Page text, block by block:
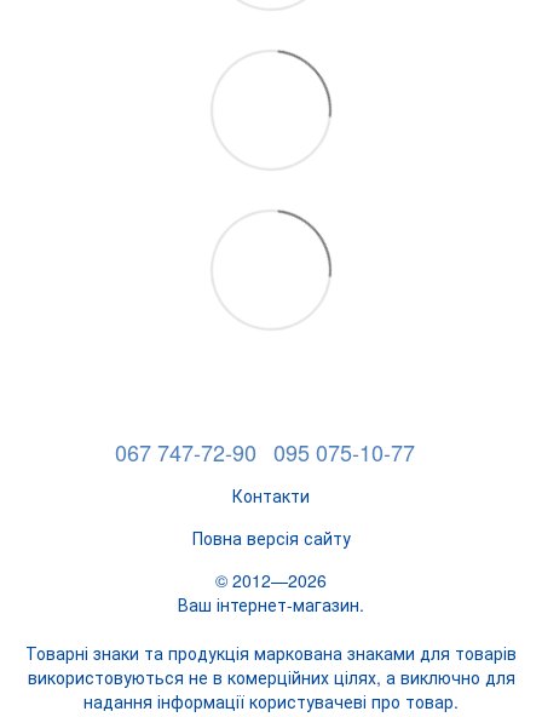
067 747-72-90 095 075-10-77
Контакти
Повна версія сайту
© 2012—2026
Ваш інтернет-магазин.
Товарні знаки та продукція маркована знаками для товарів
використовуються не в комерційних цілях, а виключно для
надання інформації користувачеві про товар.